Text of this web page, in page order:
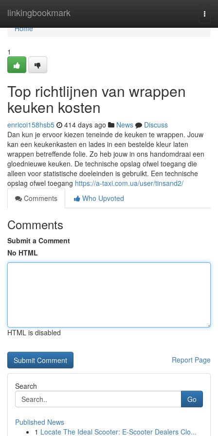
linkingbookmark
Home
Home
1
Top richtlijnen van wrappen
keuken kosten
enricoi158hsb5 414 days ago News
Discuss
Dan kun je ervoor kiezen teneinde de keuken te wrappen. Jouw
kan een keukenkasten en lades in een bestelde kleur laten
wrappen betreffende folie. Zo heb jouw in ons handomdraai een
gloednieuwe keuken. De technische opslag ofwel toegang die
alleen voor statistische doeleinden is gebruikt. Een technische
opslag ofwel toegang https://a-taxi.com.ua/user/tinsand2/
Comments
Who Upvoted
Comments
Submit a Comment
No HTML
HTML is disabled
Report Page
Search
Go
Published News
1 Locate The Ideal Scooter: E-Scooter Dealers Clo...